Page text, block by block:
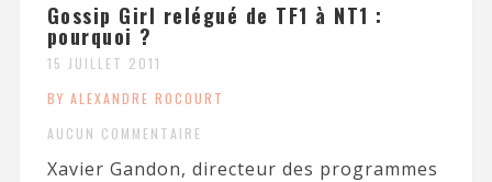
Gossip Girl relégué de TF1 à NT1 :
pourquoi ?
15 JUILLET 2011
BY ALEXANDRE ROCOURT
AUCUN COMMENTAIRE
Xavier Gandon, directeur des programmes